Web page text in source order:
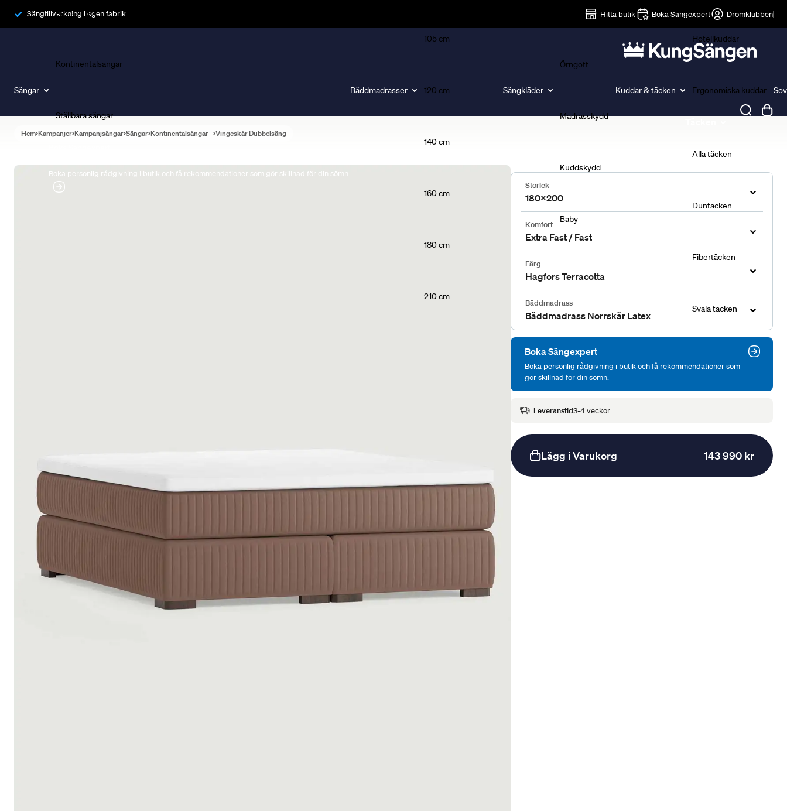
Sängtillverkning i egen fabrik Hitta butik Boka Sängexpert Drömklubben
Sängar
Ramsängar
Kontinentalsängar
Ställbara sängar
Boka personlig rådgivning i butik och få rekommendationer som gör skillnad för din sömn.
Bäddmadrasser
105 cm
120 cm
140 cm
160 cm
180 cm
210 cm
Sängkläder
Örngott
Madrasskydd
Kuddskydd
Baby
Kuddar & täcken
Hotellkuddar
Ergonomiska kuddar
Alla täcken
Duntäcken
Fibertäcken
Svala täcken
Hem Kampanjer Kampanjsängar Sängar Kontinentalsängar Vingeskär Dubbelsäng
Storlek
180x200
Komfort
Extra Fast / Fast
Färg
Hagfors Terracotta
Bäddmadrass
Bäddmadrass Norrskär Latex
Boka Sängexpert
Boka personlig rådgivning i butik och få rekommendationer som
gör skillnad för din sömn.
Leveranstid3-4 veckor
Lägg i Varukorg 143 990 kr